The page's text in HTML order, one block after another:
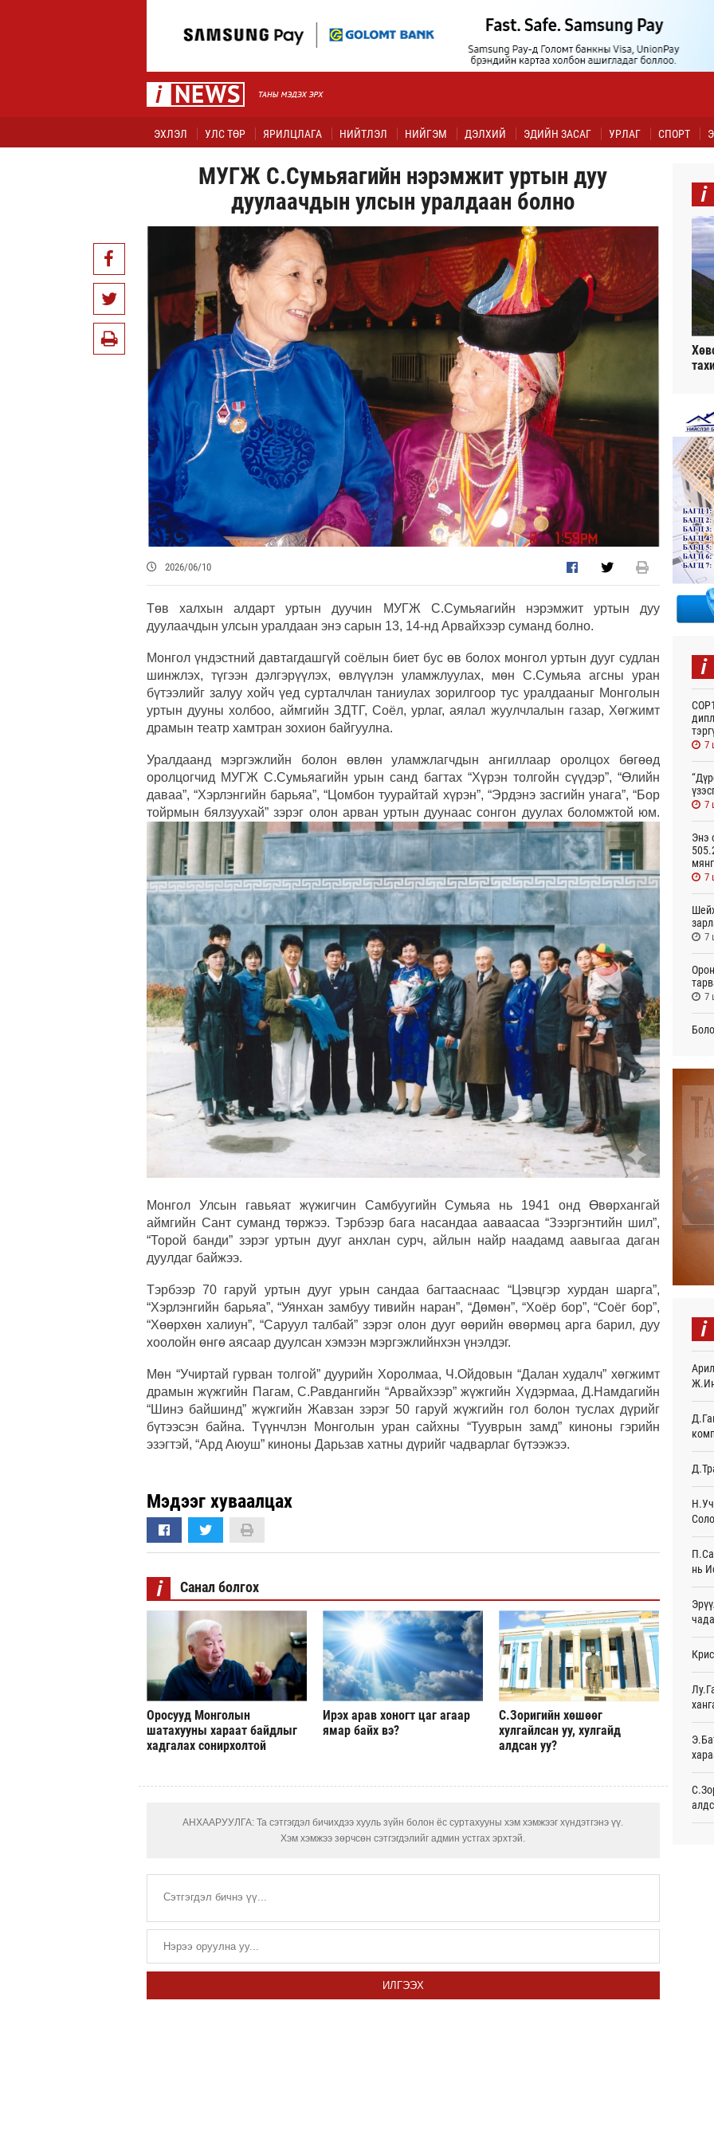
ЭХЛЭЛ УЛС ТӨР ЯРИЛЦЛАГА НИЙТЛЭЛ НИЙГЭМ ДЭЛХИЙ ЭДИЙН ЗАСАГ УРЛАГ СПОРТ
МУГЖ С.Сумьяагийн нэрэмжит уртын дуу
дуулаачдын улсын уралдаан болно
2026/06/10
Төв халхын алдарт уртын дуучин МУГЖ С.Сумьяагийн нэрэмжит уртын дуу
дуулаачдын улсын уралдаан энэ сарын 13, 14-нд Арвайхээр суманд болно.
Монгол үндэстний давтагдашгүй соёлын биет бус өв болох монгол уртын дууг судлан
шинжлэх, түгээн дэлгэрүүлэх, өвлүүлэн уламжлуулах, мөн С.Сумьяа агсны уран
бүтээлийг залуу хойч үед сурталчлан таниулах зорилгоор тус уралдааныг Монголын
уртын дууны холбоо, аймгийн ЗДТГ, Соёл, урлаг, аялал жуулчлалын газар, Хөгжимт
драмын театр хамтран зохион байгуулна.
Уралдаанд мэргэжлийн болон өвлөн уламжлагчдын ангиллаар оролцох бөгөөд
оролцогчид МУГЖ С.Сумьяагийн урын санд багтах “Хүрэн толгойн сүүдэр”, “Өлийн
даваа”, “Хэрлэнгийн барьяа”, “Цомбон туурайтай хүрэн”, “Эрдэнэ засгийн унага”, “Бор
тойрмын бялзуухай” зэрэг олон арван уртын дуунаас сонгон дуулах боломжтой юм.
Монгол Улсын гавьяат жүжигчин Самбуугийн Сумьяа нь 1941 онд Өвөрхангай
аймгийн Сант суманд төржээ. Тэрбээр бага насандаа ааваасаа “Зээргэнтийн шил”,
“Торой банди” зэрэг уртын дууг анхлан сурч, айлын найр наадамд аавыгаа даган
дуулдаг байжээ.
Тэрбээр 70 гаруй уртын дууг урын сандаа багтааснаас “Цэвцгэр хурдан шарга”,
“Хэрлэнгийн барьяа”, “Уянхан замбуу тивийн наран”, “Дөмөн”, “Хоёр бор”, “Соёг бор”,
“Хөөрхөн халиун”, “Саруул талбай” зэрэг олон дууг өөрийн өвөрмөц арга барил, дуу
хоолойн өнгө аясаар дуулсан хэмээн мэргэжлийнхэн үнэлдэг.
Мөн “Учиртай гурван толгой” дуурийн Хоролмаа, Ч.Ойдовын “Далан худалч” хөгжимт
драмын жүжгийн Пагам, С.Равдангийн “Арвайхээр” жүжгийн Хүдэрмаа, Д.Намдагийн
“Шинэ байшинд” жүжгийн Жавзан зэрэг 50 гаруй жүжгийн гол болон туслах дүрийг
бүтээсэн байна. Түүнчлэн Монголын уран сайхны “Тууврын замд” киноны гэрийн
эзэгтэй, “Ард Аюуш” киноны Дарьзав хатны дүрийг чадварлаг бүтээжээ.
Мэдээг хуваалцах
i Санал болгох
Оросууд Монголын
шатахууны хараат байдлыг
хадгалах сонирхолтой
Ирэх арав хоногт цаг агаар
ямар байх вэ?
С.Зоригийн хөшөөг
хулгайлсан уу, хулгайд
алдсан уу?
АНХААРУУЛГА: Та сэтгэгдэл бичихдээ хууль зүйн болон ёс суртахууны хэм хэмжээг хүндэтгэнэ үү.
Хэм хэмжээ зөрчсөн сэтгэгдэлийг админ устгах эрхтэй.
ИЛГЭЭХ
i
i
7
7
Энэ
7
7
7
7
7
АНУ-
Энэ
i
нь